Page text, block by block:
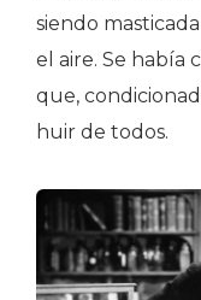
siendo
el aire. Se había
que,
huir de todos.